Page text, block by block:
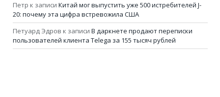
Петр к записи Китай мог выпустить уже 500 истребителей J-
20: почему эта цифра встревожила США
Петуард Эдров к записи В даркнете продают переписки
пользователей клиента Telega за 155 тысяч рублей